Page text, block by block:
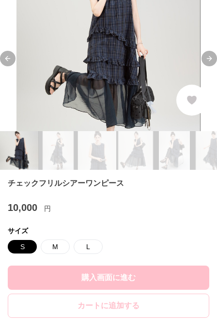
Previous slide
チェックフリルシアーワンピース
10,000 円
サイズ
S M L
購入画面に進む
カートに追加する